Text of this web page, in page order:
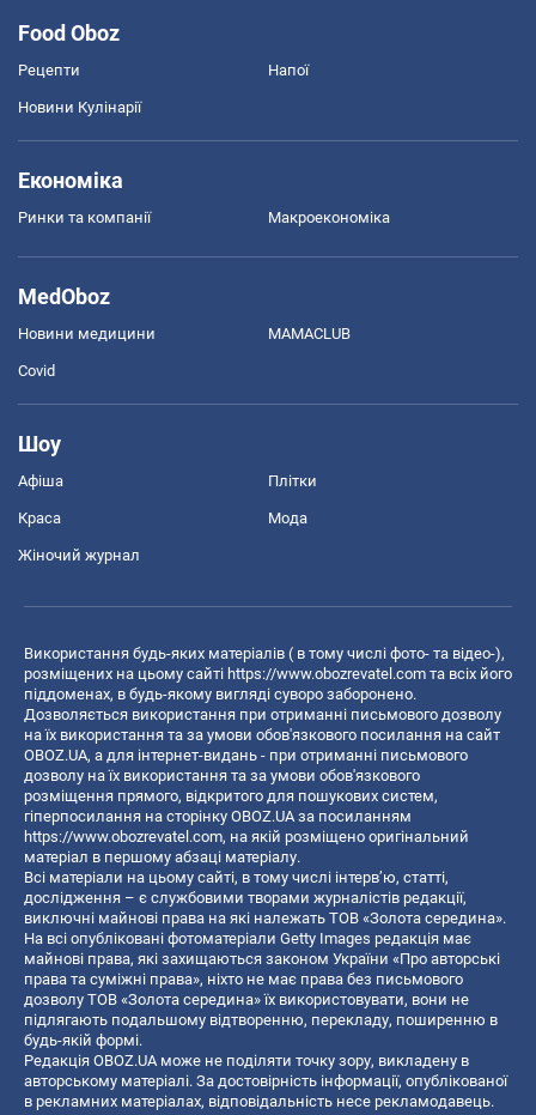
Food Oboz
Рецепти Напої
Новини Кулінарії
Економіка
Ринки та компанії Макроекономіка
MedOboz
Новини медицини MAMACLUB
Covid
Шоу
Афіша Плітки
Краса Мода
Жіночий журнал
Використання будь-яких матеріалів ( в тому числі фото- та відео-),
розміщених на цьому сайті https://www.obozrevatel.com та всіх його
піддоменах, в будь-якому вигляді суворо заборонено.
Дозволяється використання при отриманні письмового дозволу
на їх використання та за умови обов'язкового посилання на сайт
OBOZ.UA, а для інтернет-видань - при отриманні письмового
дозволу на їх використання та за умови обов'язкового
розміщення прямого, відкритого для пошукових систем,
гіперпосилання на сторінку OBOZ.UA за посиланням
https://www.obozrevatel.com, на якій розміщено оригінальний
матеріал в першому абзаці матеріалу.
Всі матеріали на цьому сайті, в тому числі інтерв’ю, статті,
дослідження – є службовими творами журналістів редакції,
виключні майнові права на які належать ТОВ «Золота середина».
На всі опубліковані фотоматеріали Getty Images редакція має
майнові права, які захищаються законом України «Про авторські
права та суміжні права», ніхто не має права без письмового
дозволу ТОВ «Золота середина» їх використовувати, вони не
підлягають подальшому відтворенню, перекладу, поширенню в
будь-якій формі.
Редакція OBOZ.UA може не поділяти точку зору, викладену в
авторському матеріалі. За достовірність інформації, опублікованої
в рекламних матеріалах, відповідальність несе рекламодавець.